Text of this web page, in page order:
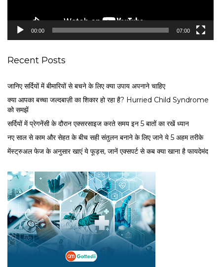
00:00 07:00
Recent Posts
जानिए सर्दियों में बीमारियों से बचने के लिए क्या उपाय अपनाने चाहिए
क्या आपका बच्चा जल्दबाज़ी का शिकार हो रहा है? Hurried Child Syndrome
को समझें
सर्द‍ियों में प्रेगनेंसी के दौरान एक्सरसाइज करते समय इन 5 बातों का रखें ध्यान
नए साल से काम और सेहत के बीच सही संतुलन बनाने के लिए जाने ये 5 अहम तरीके
मेंस्ट्रुअल फेज के अनुसार खाएं ये फूड्स, जानें एक्सपर्ट से कब क्या खाना है फायदेमंद